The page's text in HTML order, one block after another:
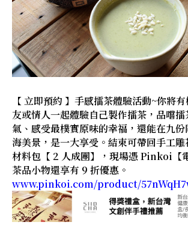
【 立即預約 】手感擂茶體驗活動~你將
友或情人一起體驗自己製作擂茶，品嚐
氣、感受最樸實原味的幸福，還能在九
海美景，是一大享受。結束可帶回手工
材料包【 2 人成團】，現場憑 Pinkoi【
茶品小物還享有 9 折優惠。
www.pinkoi.com/product/